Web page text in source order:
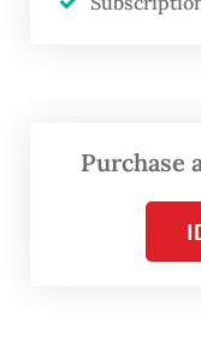
pertama kali
terjebak di
Purchase